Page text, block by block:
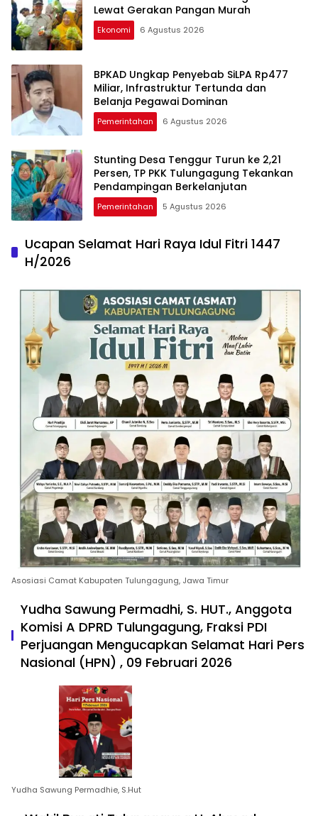
Lewat Gerakan Pangan Murah
Ekonomi 6 Agustus 2026
BPKAD Ungkap Penyebab SiLPA Rp477
Miliar, Infrastruktur Tertunda dan
Belanja Pegawai Dominan
Pemerintahan 6 Agustus 2026
Stunting Desa Tenggur Turun ke 2,21
Persen, TP PKK Tulungagung Tekankan
Pendampingan Berkelanjutan
Pemerintahan 5 Agustus 2026
Ucapan Selamat Hari Raya Idul Fitri 1447
H/2026
Asosiasi Camat Kabupaten Tulungagung, Jawa Timur
Yudha Sawung Permadhi, S. HUT., Anggota
Komisi A DPRD Tulungagung, Fraksi PDI
Perjuangan Mengucapkan Selamat Hari Pers
Nasional (HPN) , 09 Februari 2026
Yudha Sawung Permadhie, S.Hut